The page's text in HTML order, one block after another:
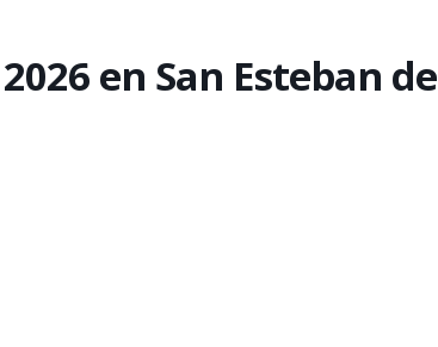
en San Esteban de